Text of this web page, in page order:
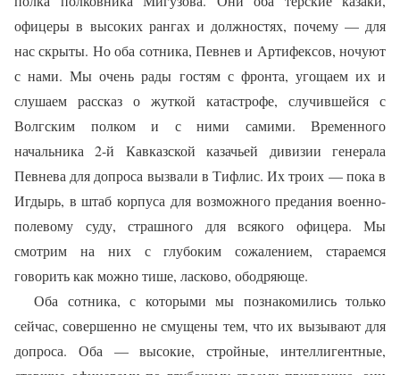
офицеры в высоких рангах и должностях, почему — для
нас скрыты. Но оба сотника, Певнев и Артифексов, ночуют
с нами. Мы очень рады гостям с фронта, угощаем их и
слушаем рассказ о жуткой катастрофе, случившейся с
Волгским полком и с ними самими. Временного
начальника 2-й Кавказской казачьей дивизии генерала
Певнева для допроса вызвали в Тифлис. Их троих — пока в
Игдырь, в штаб корпуса для возможного предания военно-
полевому суду, страшного для всякого офицера. Мы
смотрим на них с глубоким сожалением, стараемся
говорить как можно тише, ласково, ободряюще.
Оба сотника, с которыми мы познакомились только
сейчас, совершенно не смущены тем, что их вызывают для
допроса. Оба — высокие, стройные, интеллигентные,